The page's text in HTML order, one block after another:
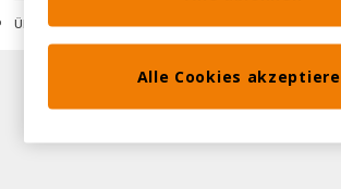
Über uns
Alle Cookies